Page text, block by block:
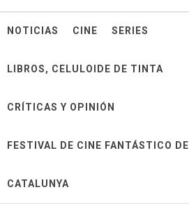
NOTICIAS CINE SERIES
LIBROS, CELULOIDE DE TINTA
CRÍTICAS Y OPINIÓN
FESTIVAL DE CINE FANTÁSTICO DE
CATALUNYA